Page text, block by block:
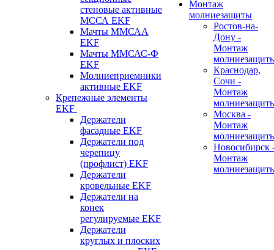
стеновые активные
МССА EKF
Мачты ММСАА
EKF
Мачты ММСАС-Ф
EKF
Молниеприемники
активные EKF
Крепежные элементы
EKF
Держатели
фасадные EKF
Держатели под
черепицу
(профлист) EKF
Держатели
кровельные EKF
Держатели на
конек
регулируемые EKF
Держатели
круглых и плоских
Монтаж
молниезащиты
Ростов-на-
Дону -
Монтаж
Краснодар,
Сочи -
Монтаж
Москва -
Монтаж
Новосибирск
Монтаж